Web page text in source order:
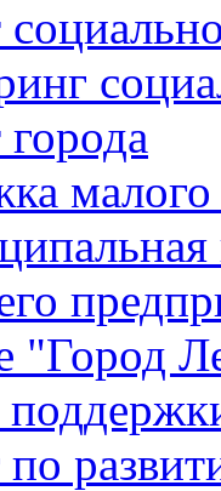
малого
"Город